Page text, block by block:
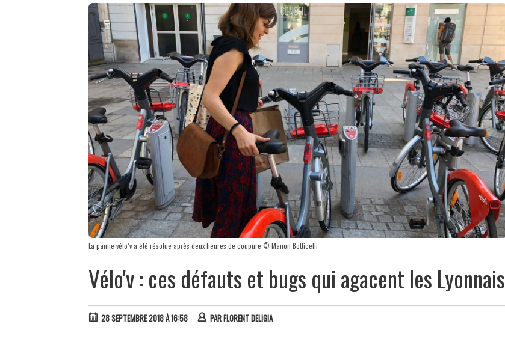
La panne vélo’v a été résolue après deux heures de coupure © Manon Botticelli
Vélo'v : ces défauts et bugs qui agacent les Lyonnais
28 SEPTEMBRE 2018 À 16:58 PARFLORENT DELIGIA